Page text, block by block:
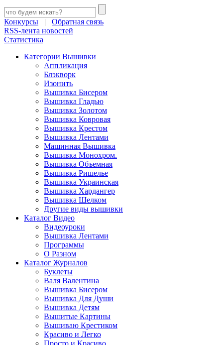
Конкурсы | Обратная связь
RSS-лента новостей
Статистика
Категории Вышивки
Аппликация
Блэкворк
Изонить
Вышивка Бисером
Вышивка Гладью
Вышивка Золотом
Вышивка Ковровая
Вышивка Крестом
Вышивка Лентами
Машинная Вышивка
Вышивка Монохром.
Вышивка Объемная
Вышивка Ришелье
Вышивка Украинская
Вышивка Хардангер
Вышивка Шелком
Другие виды вышивки
Каталог Видео
Видеоуроки
Вышивка Лентами
Программы
О Разном
Каталог Журналов
Буклеты
Валя Валентина
Вышивка Бисером
Вышивка Для Души
Вышивка Детям
Вышитые Картины
Вышиваю Крестиком
Красиво и Легко
Просто и Красиво